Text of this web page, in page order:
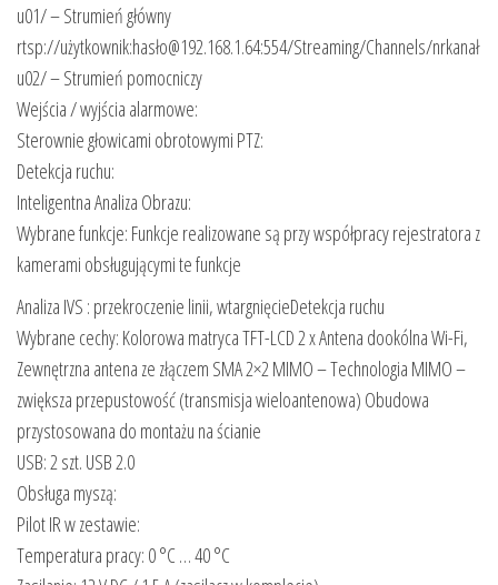
u01/ – Strumień główny
rtsp://użytkownik:hasło@192.168.1.64:554/Streaming/Channels/nrkanał
u02/ – Strumień pomocniczy
Wejścia / wyjścia alarmowe:
Sterownie głowicami obrotowymi PTZ:
Detekcja ruchu:
Inteligentna Analiza Obrazu:
Wybrane funkcje: Funkcje realizowane są przy współpracy rejestratora z
kamerami obsługującymi te funkcje
Analiza IVS : przekroczenie linii, wtargnięcieDetekcja ruchu
Wybrane cechy: Kolorowa matryca TFT-LCD 2 x Antena dookólna Wi-Fi,
Zewnętrzna antena ze złączem SMA 2×2 MIMO – Technologia MIMO –
zwiększa przepustowość (transmisja wieloantenowa) Obudowa
przystosowana do montażu na ścianie
USB: 2 szt. USB 2.0
Obsługa myszą:
Pilot IR w zestawie:
Temperatura pracy: 0 °C … 40 °C